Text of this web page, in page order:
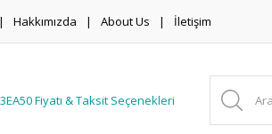
Hakkımızda About Us İletişim